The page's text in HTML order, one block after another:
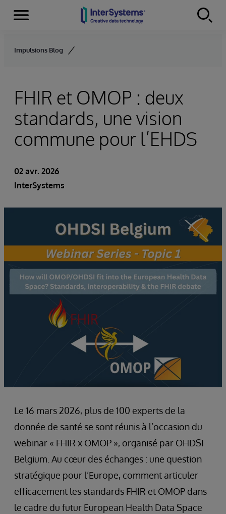
Skip to content
Menu
Impulsions Blog
FHIR et OMOP : deux
standards, une vision
commune pour l’EHDS
02 avr. 2026
InterSystems
Le 16 mars 2026, plus de 100 experts de la
donnée de santé se sont réunis à l’occasion du
webinar « FHIR x OMOP », organisé par OHDSI
Belgium. Au cœur des échanges : une question
stratégique pour l’Europe, comment articuler
efficacement les standards FHIR et OMOP dans
le cadre du futur European Health Data Space